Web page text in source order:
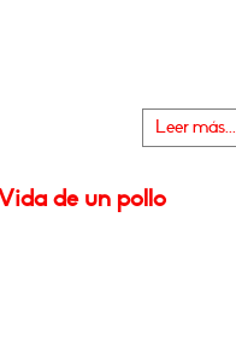
Leer más...
de un pollo